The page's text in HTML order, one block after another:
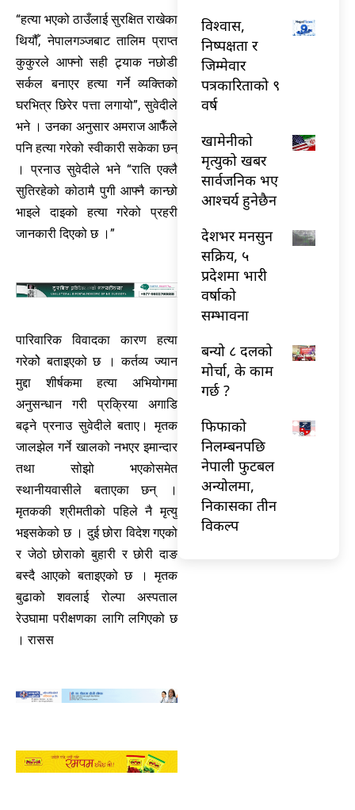
“हत्या भएको ठाउँलाई सुरक्षित राखेका
थियौँ, नेपालगञ्जबाट तालिम प्राप्त
कुकुरले आफ्नो सही ट्र्याक नछोडी
सर्कल बनाएर हत्या गर्ने व्यक्तिको
घरभित्र छिरेर पत्ता लगायो”, सुवेदीले
भने । उनका अनुसार अमराज आफैँले
पनि हत्या गरेको स्वीकारी सकेका छन्
। प्रनाउ सुवेदीले भने “राति एक्लै
सुतिरहेको कोठामै पुगी आफ्नै कान्छो
भाइले दाइको हत्या गरेको प्रहरी
जानकारी दिएको छ ।”
पारिवारिक विवादका कारण हत्या
गरेकोे बताइएको छ । कर्तव्य ज्यान
मुद्दा शीर्षकमा हत्या अभियोगमा
अनुसन्धान गरी प्रक्रिया अगाडि
बढ्ने प्रनाउ सुवेदीले बताए। मृतक
जालझेल गर्ने खालको नभएर इमान्दार
तथा सोझो भएकोसमेत
स्थानीयवासीले बताएका छन् ।
मृतककी श्रीमतीको पहिले नै मृत्यु
भइसकेको छ । दुई छोरा विदेश गएको
र जेठो छोराको बुहारी र छोरी दाङ
बस्दै आएको बताइएको छ । मृतक
बुढाको शवलाई रोल्पा अस्पताल
रेउघामा परीक्षणका लागि लगिएको छ
। रासस
विश्वास,
निष्पक्षता र
जिम्मेवार
पत्रकारिताको ९
वर्ष
खामेनीको
मृत्युको खबर
सार्वजनिक भए
आश्चर्य हुनेछैन
देशभर मनसुन
सक्रिय, ५
प्रदेशमा भारी
वर्षाको
सम्भावना
बन्यो ८ दलको
मोर्चा, के काम
गर्छ ?
फिफाको
निलम्बनपछि
नेपाली फुटबल
अन्योलमा,
निकासका तीन
विकल्प